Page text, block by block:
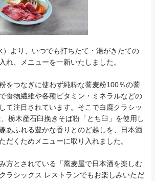
より、いつでも打ちたて・湯がきたての
れ、メニューを一新いたしました。
をつなぎに使わず純粋な蕎麦粉100％の蕎
食物繊維や各種ビタミン・ミネラルなどの
て注目されています。そこで白鹿クラシッ
栃木産石臼挽きそば粉「とち臼」を使用し
あふれる豊かな香りとのど越しを、日本酒
だくためメニューに取り入れました。
方とされている「蕎麦屋で日本酒を楽しむ
ラシックス レストランでもお楽しみいただ